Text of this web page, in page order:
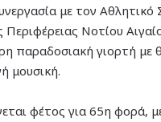
με τον
Νοτίου
παραδοσιακή γιορτή
μουσική.
φέτος για 65η φορά,